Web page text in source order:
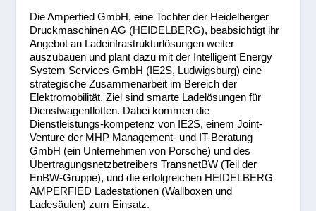
Die Amperfied GmbH, eine Tochter der Heidelberger
Druckmaschinen AG (HEIDELBERG), beabsichtigt ihr
Angebot an Ladeinfrastrukturlösungen weiter
auszubauen und plant dazu mit der Intelligent Energy
System Services GmbH (IE2S, Ludwigsburg) eine
strategische Zusammenarbeit im Bereich der
Elektromobilität. Ziel sind smarte Ladelösungen für
Dienstwagenflotten. Dabei kommen die
Dienstleistungs-kompetenz von IE2S, einem Joint-
Venture der MHP Management- und IT-Beratung
GmbH (ein Unternehmen von Porsche) und des
Übertragungsnetzbetreibers TransnetBW (Teil der
EnBW-Gruppe), und die erfolgreichen HEIDELBERG
AMPERFIED Ladestationen (Wallboxen und
Ladesäulen) zum Einsatz.